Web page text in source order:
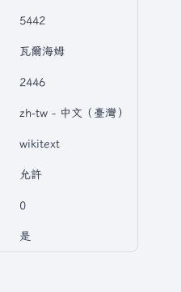
5442
瓦爾海姆
2446
zh-tw - 中文（臺灣）
wikitext
允許
0
是